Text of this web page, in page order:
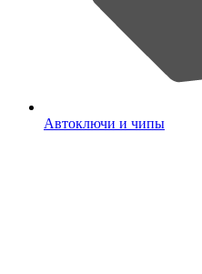
Автоключи и чипы